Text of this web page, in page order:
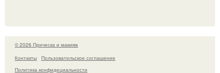
© 2026 Прическа и макияж
Контакты
Пользовательское соглашение
Политика конфидециальности